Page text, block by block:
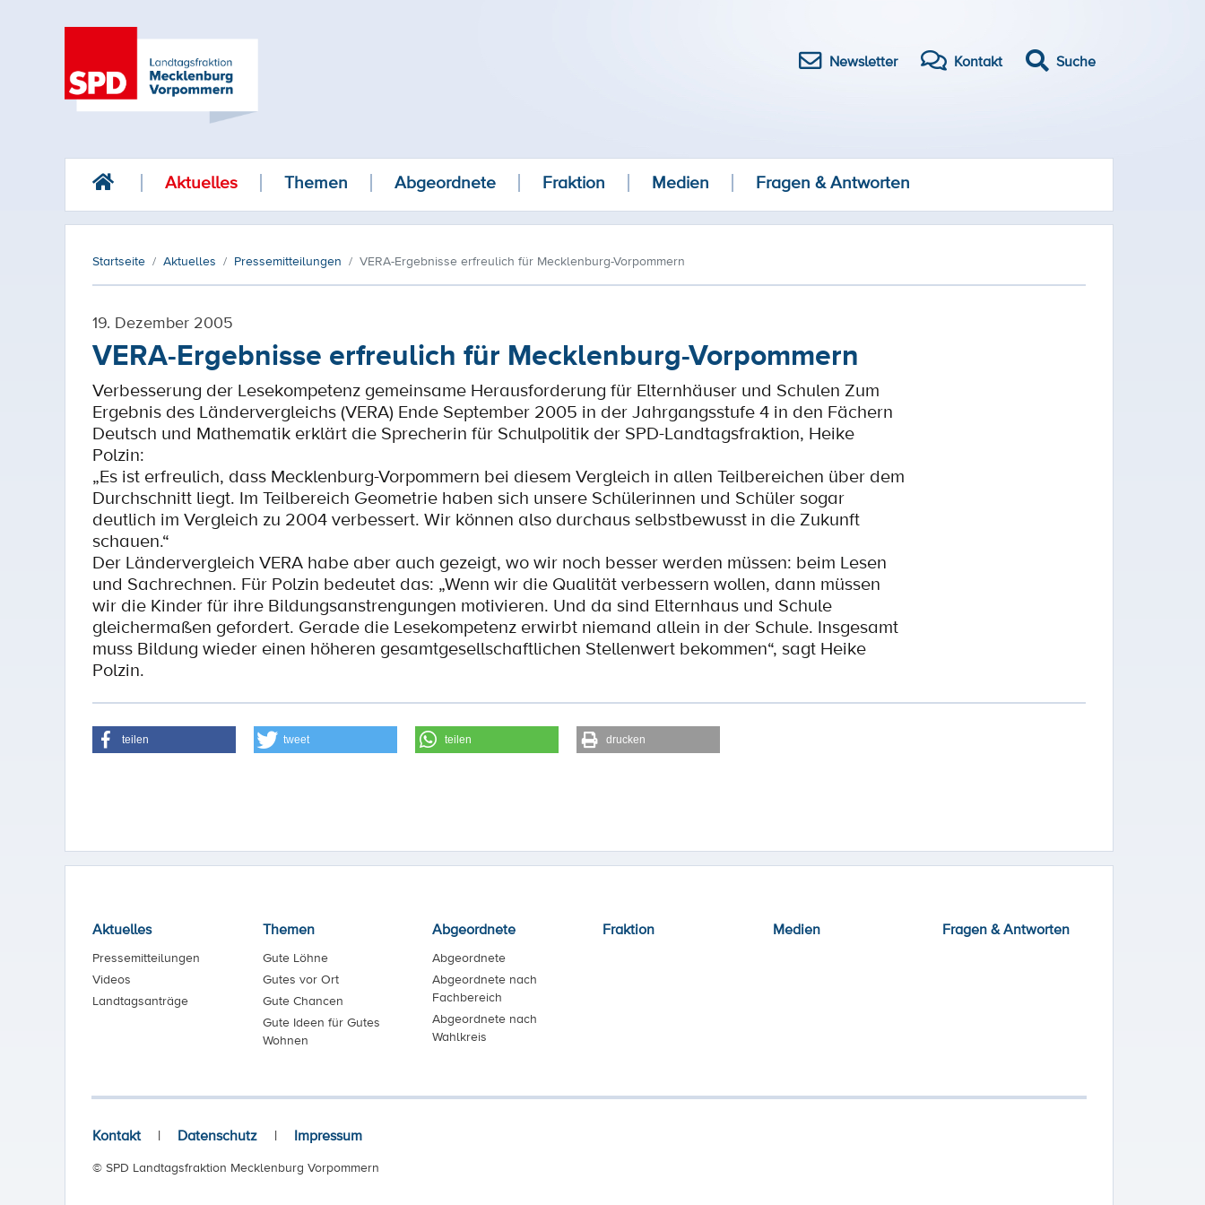
Newsletter Kontakt Suche
Aktuelles Themen Abgeordnete Fraktion Medien Fragen & Antworten
Startseite Aktuelles Pressemitteilungen VERA-Ergebnisse erfreulich für Mecklenburg-Vorpommern
19. Dezember 2005
VERA-Ergebnisse erfreulich für Mecklenburg-Vorpommern
Verbesserung der Lesekompetenz gemeinsame Herausforderung für Elternhäuser und Schulen Zum
Ergebnis des Ländervergleichs (VERA) Ende September 2005 in der Jahrgangsstufe 4 in den Fächern
Deutsch und Mathematik erklärt die Sprecherin für Schulpolitik der SPD-Landtagsfraktion, Heike
Polzin:
„Es ist erfreulich, dass Mecklenburg-Vorpommern bei diesem Vergleich in allen Teilbereichen über dem
Durchschnitt liegt. Im Teilbereich Geometrie haben sich unsere Schülerinnen und Schüler sogar
deutlich im Vergleich zu 2004 verbessert. Wir können also durchaus selbstbewusst in die Zukunft
schauen.“
Der Ländervergleich VERA habe aber auch gezeigt, wo wir noch besser werden müssen: beim Lesen
und Sachrechnen. Für Polzin bedeutet das: „Wenn wir die Qualität verbessern wollen, dann müssen
wir die Kinder für ihre Bildungsanstrengungen motivieren. Und da sind Elternhaus und Schule
gleichermaßen gefordert. Gerade die Lesekompetenz erwirbt niemand allein in der Schule. Insgesamt
muss Bildung wieder einen höheren gesamtgesellschaftlichen Stellenwert bekommen“, sagt Heike
Polzin.
teilen tweet teilen drucken
Aktuelles
Pressemitteilungen
Videos
Landtagsanträge
Themen
Gute Löhne
Gutes vor Ort
Gute Chancen
Gute Ideen für Gutes
Wohnen
Abgeordnete
Abgeordnete
Abgeordnete nach
Fachbereich
Abgeordnete nach
Wahlkreis
Fraktion Medien Fragen & Antworten
Kontakt | Datenschutz | Impressum
© SPD Landtagsfraktion Mecklenburg Vorpommern